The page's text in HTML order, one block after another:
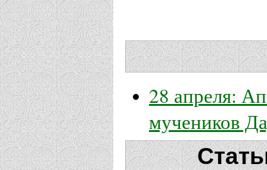
28 апреля:
мучеников